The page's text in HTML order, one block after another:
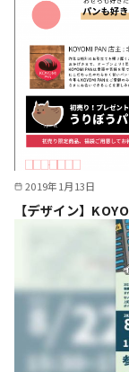
2019年1月13日
【デザイン】